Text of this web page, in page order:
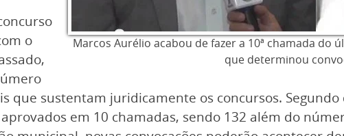
Marcos Aurélio acabou de fazer a 10ª chamada do
que determinou
o
que sustentam juridicamente os concursos.
em 10 chamadas, sendo 132 além do